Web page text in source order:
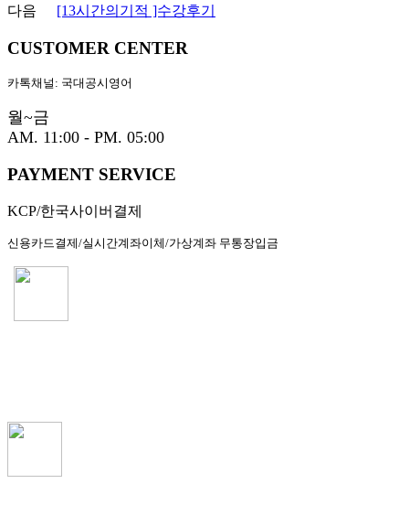
다음
[13시간의기적 ]수강후기
CUSTOMER CENTER
카톡채널: 국대공시영어
월~금
AM. 11:00 - PM. 05:00
PAYMENT SERVICE
KCP/한국사이버결제
신용카드결제/실시간계좌이체/가상계좌 무통장입금